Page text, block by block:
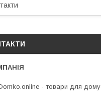
- товари для дому